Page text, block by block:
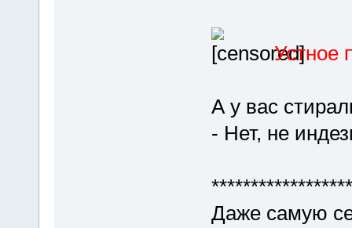
Устное
А у вас
- Нет, не
Даже самую